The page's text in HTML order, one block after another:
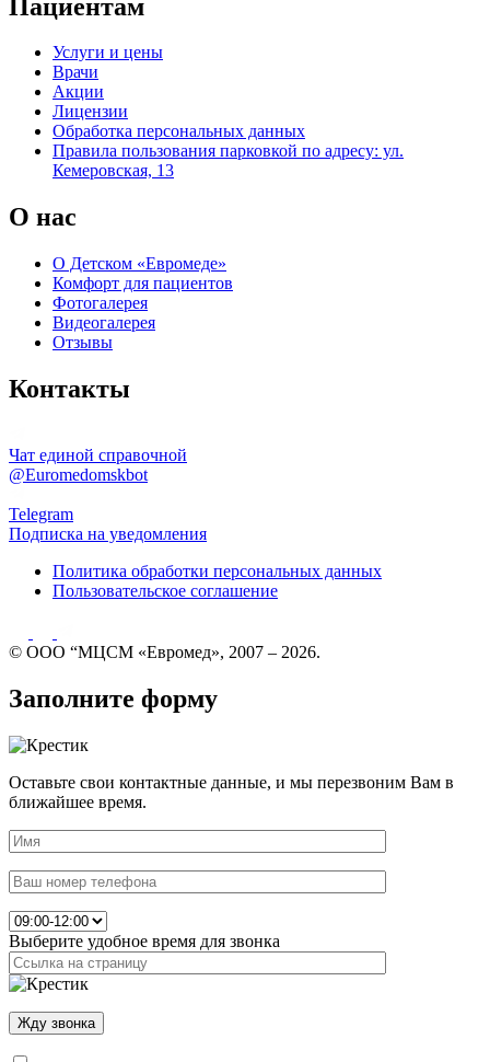
Пациентам
Услуги и цены
Врачи
Акции
Лицензии
Обработка персональных данных
Правила пользования парковкой по адресу: ул.
Кемеровская, 13
О нас
О Детском «Евромеде»
Комфорт для пациентов
Фотогалерея
Видеогалерея
Отзывы
Контакты
Чат единой справочной
@Euromedomskbot
Telegram
Подписка на уведомления
Политика обработки персональных данных
Пользовательское соглашение
© ООО “МЦСМ «Евромед», 2007 – 2026.
Заполните форму
Оставьте свои контактные данные, и мы перезвоним Вам в
ближайшее время.
Выберите удобное время для звонка